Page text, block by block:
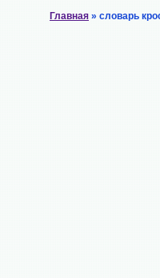
Главная » словарь